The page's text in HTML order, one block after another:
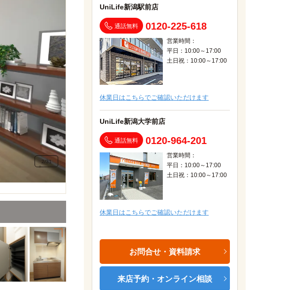
Aタイプ（モデルルーム）
2/31
UniLife新潟駅前店
通話無料 0120-225-618
営業時間：
平日：10:00～17:00
土日祝：10:00～17:00
休業日はこちらでご確認いただけます
UniLife新潟大学前店
通話無料 0120-964-201
営業時間：
平日：10:00～17:00
土日祝：10:00～17:00
休業日はこちらでご確認いただけます
お問合せ・資料請求
来店予約・オンライン相談